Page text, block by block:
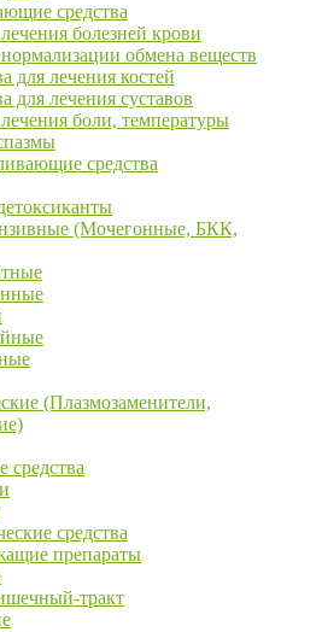
средства
болезней крови
обмена веществ
для лечения костей
для лечения суставов
боли, температуры
средства
(Мочегонные, БКК,
(Плазмозаменители,
средства
средства
препараты
тракт